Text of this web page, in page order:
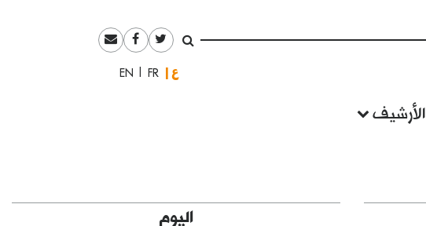
العربيةFrançais
English
الأرشيف
اليوم